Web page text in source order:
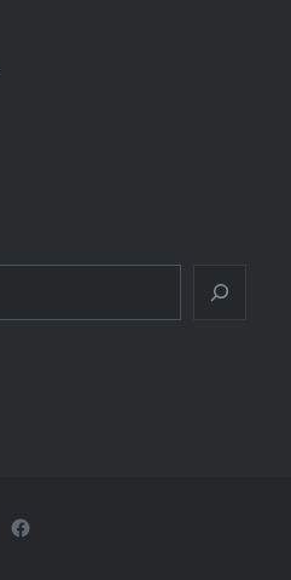
Facebook